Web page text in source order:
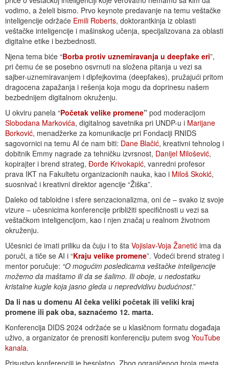
vodimo, a želeli bismo. Prvo keynote predavanje na temu veštačke
inteligencije održaće Emili Roberts, doktorantkinja iz oblasti
veštačke inteligencije i mašinskog učenja, specijalizovana za oblasti
digitalne etike i bezbednosti.
Njena tema biće “Borba protiv uznemiravanja u deepfake eri”,
pri čemu će se posebno osvrnuti na složena pitanja u vezi sa
sajber-uznemiravanjem i dipfejkovima (deepfakes), pružajući pritom
dragocena zapažanja i rešenja koja mogu da doprinesu našem
bezbednijem digitalnom okruženju.
U okviru panela “Početak velike promene” pod moderacijom
Slobodana Markovića, digitalnog savetnika pri UNDP-u i Marijane
Borković, menadžerke za komunikacije pri Fondaciji RNIDS
sagovornici na temu AI će nam biti: Dane Blačić, kreativni tehnolog i
dobitnik Emmy nagrade za tehničku izvrsnost, Danijel Milošević,
kopirajter i brend strateg, Đorđe Krivokapić, vanredni profesor
prava IKT na Fakultetu organizacionih nauka, kao i Miloš Skokić,
suosnivač i kreativni direktor agencije “Žiška”.
Daleko od tabloidne i sfere senzacionalizma, oni će – svako iz svoje
vizure – učesnicima konferencije približiti specifičnosti u vezi sa
veštačkom inteligencijom, kao i njen značaj u realnom životnom
okruženju.
Učesnici će imati priliku da čuju i to šta Vojislav-Voja Žanetić ima da
poruči, a tiče se AI i “Kraju velike promene”. Vodeći brend strateg i
mentor poručuje: “O mogućim posledicama veštačke inteligencije
možemo da maštamo ili da se šalimo. Ili oboje, u nedostatku
kristalne kugle koja jasno gleda u nepredvidivu budućnost.”
Da li nas u domenu AI čeka veliki početak ili veliki kraj
promene ili pak oba, saznaćemo 12. marta.
Konferencija DIDS 2024 održaće se u klasičnom formatu događaja
uživo, a organizator će prenositi konferenciju putem svog YouTube
kanala.
Prisustvo konferenciji je besplatno. Zbog ograničenog broja mesta,